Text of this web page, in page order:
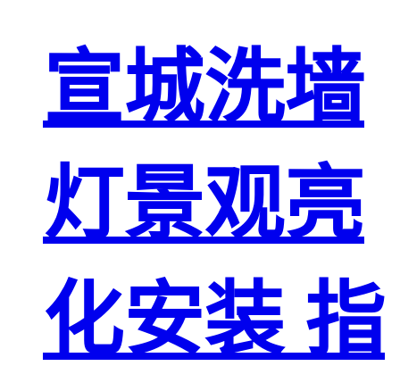
宣城洗墙
灯景观亮
化安装 指